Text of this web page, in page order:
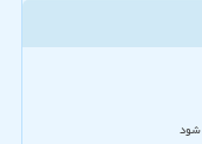
شود